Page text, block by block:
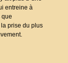
entreine à
que
prise du plus